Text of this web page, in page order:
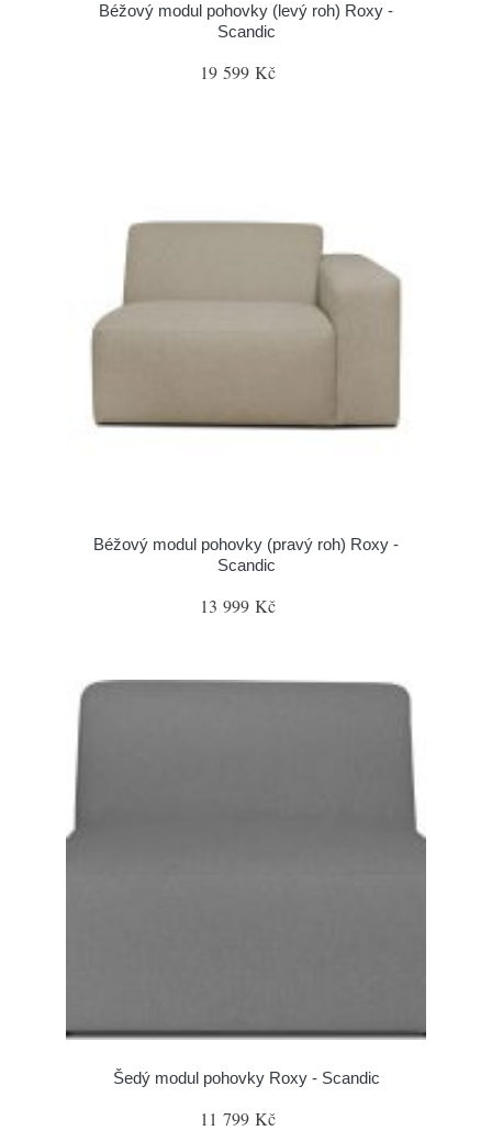
Béžový modul pohovky (levý roh) Roxy -
Scandic
19 599 Kč
Béžový modul pohovky (pravý roh) Roxy -
Scandic
13 999 Kč
Šedý modul pohovky Roxy - Scandic
11 799 Kč